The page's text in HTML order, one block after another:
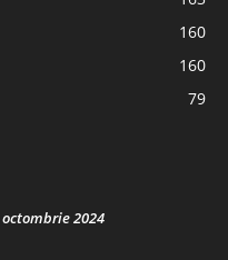
160
160
79
2024